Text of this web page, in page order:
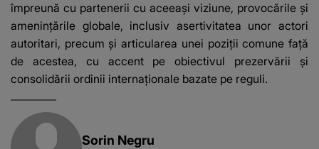
împreună cu partenerii cu aceeaşi viziune, provocările şi
ameninţările globale, inclusiv asertivitatea unor actori
autoritari, precum şi articularea unei poziţii comune faţă
de acestea, cu accent pe obiectivul prezervării şi
consolidării ordinii internaţionale bazate pe reguli.
Sorin Negru